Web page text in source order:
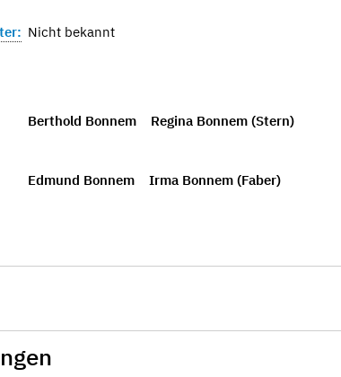
Nicht bekannt
Berthold Bonnem Regina Bonnem (Stern)
Edmund Bonnem Irma Bonnem (Faber)